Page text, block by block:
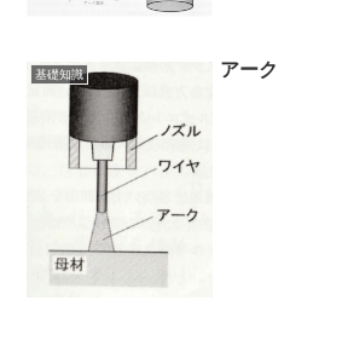
基礎知識 アーク